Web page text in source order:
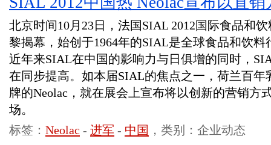
北京时间10月23日，法国SIAL 2012国际食品和
黎揭幕，始创于1964年的SIAL是全球食品和饮
近年来SIAL在中国的影响力与日俱增的同时，
在同步提高。如本届SIAL的焦点之一，荷兰百年
牌的Neolac，就在展会上宣布将以创新的营销方
场。
标签： Neolac - 进军 - 中国 ，类别：企业动态